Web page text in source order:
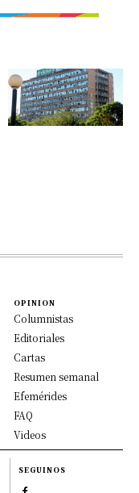
OPINION
Columnistas
Editoriales
Cartas
Resumen semanal
Efemérides
FAQ
Videos
SEGUINOS